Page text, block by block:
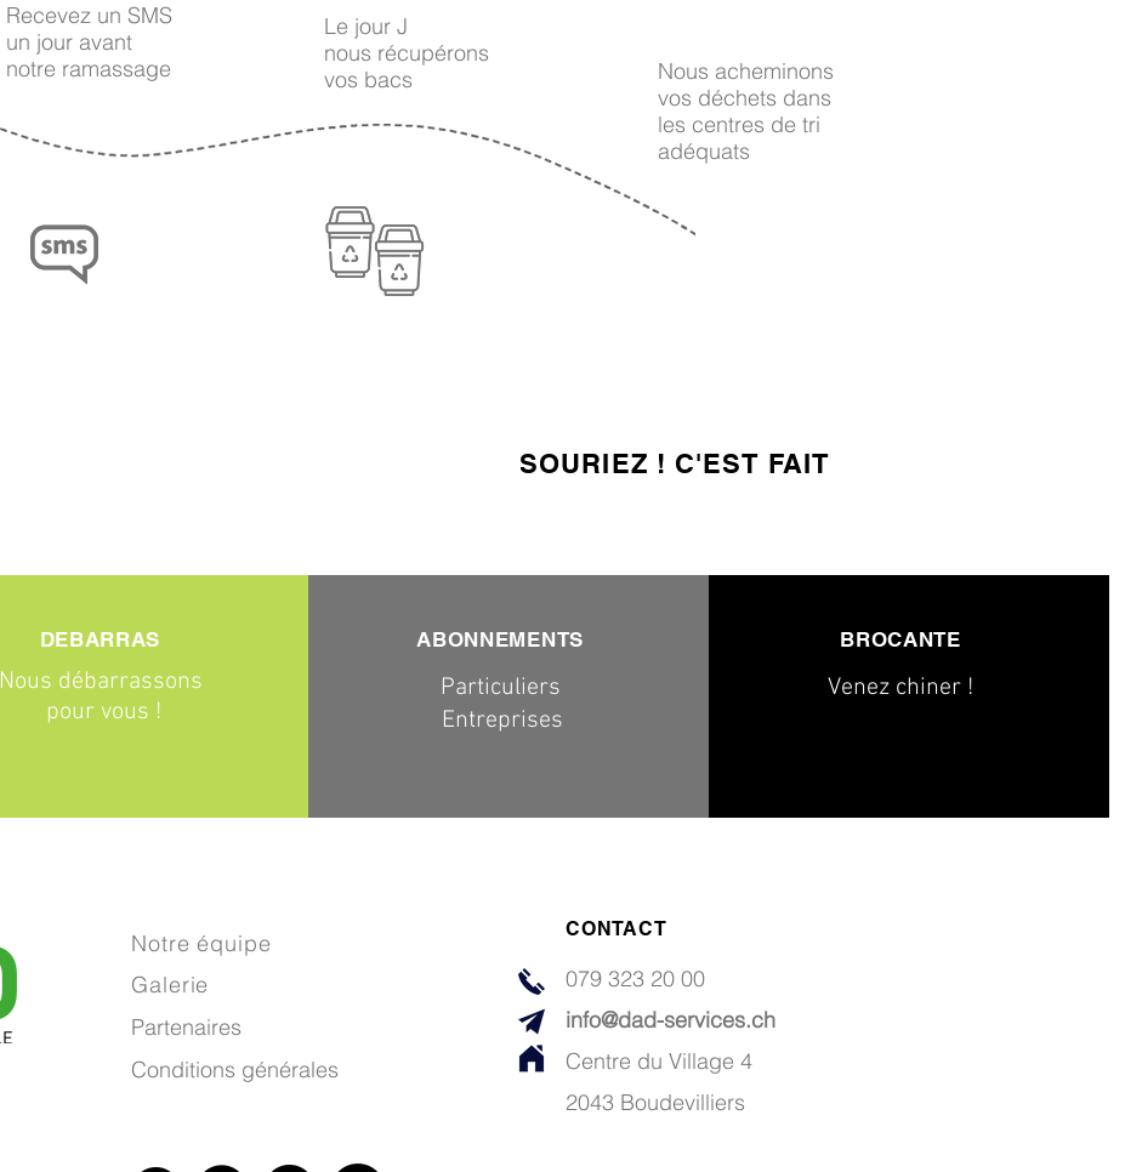
Recevez un SMS
un jour avant
notre ramassage
Le jour J
nous récupérons
vos bacs
Nous acheminons
vos déchets dans
les centres de tri
adéquats
SOURIEZ ! C'EST FAIT
DEBARRAS
Nous débarrassons
pour vous !
ABONNEMENTS
Particuliers
Entreprises
BROCANTE
Venez chiner !
Notre équipe
Galerie
Partenaires
Conditions générales
CONTACT
079 323 20 00
info@dad-services.ch
Centre du Village 4
2043 Boudevilliers